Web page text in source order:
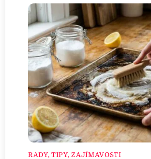
RADY, TIPY, ZAJÍMAVOSTI